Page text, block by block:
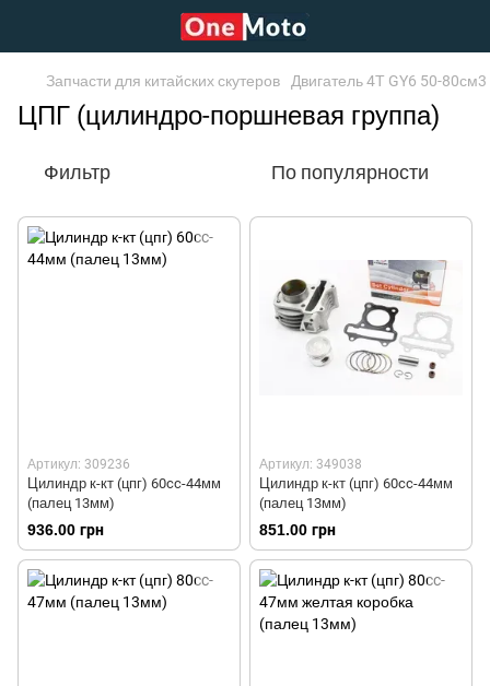
Запчасти для китайских скутеров Двигатель 4Т GY6 50-80см3
ЦПГ (цилиндро-поршневая группа)
Фильтр По популярности
Артикул: 309236
Цилиндр к-кт (цпг) 60cc-44мм
(палец 13мм)
936.00 грн
Артикул: 349038
Цилиндр к-кт (цпг) 60cc-44мм
(палец 13мм)
851.00 грн